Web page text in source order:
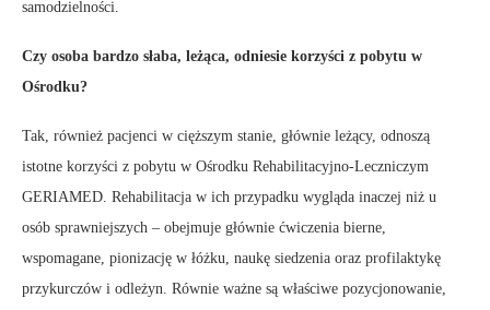
samodzielności.
Czy osoba bardzo słaba, leżąca, odniesie korzyści z pobytu w
Ośrodku?
Tak, również pacjenci w cięższym stanie, głównie leżący, odnoszą
istotne korzyści z pobytu w Ośrodku Rehabilitacyjno-Leczniczym
GERIAMED. Rehabilitacja w ich przypadku wygląda inaczej niż u
osób sprawniejszych – obejmuje głównie ćwiczenia bierne,
wspomagane, pionizację w łóżku, naukę siedzenia oraz profilaktykę
przykurczów i odleżyn. Równie ważne są właściwe pozycjonowanie,